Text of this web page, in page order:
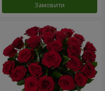
Замовити